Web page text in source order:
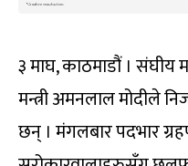
३ माघ, काठमाडौं । संघीय
मन्त्री अमनलाल मोदीले
छन् । मंगलबार पदभार